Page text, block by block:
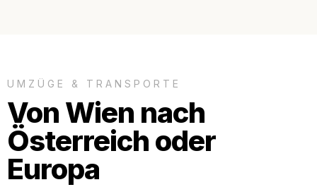
UMZÜGE & TRANSPORTE
Von Wien nach
Österreich oder
Europa